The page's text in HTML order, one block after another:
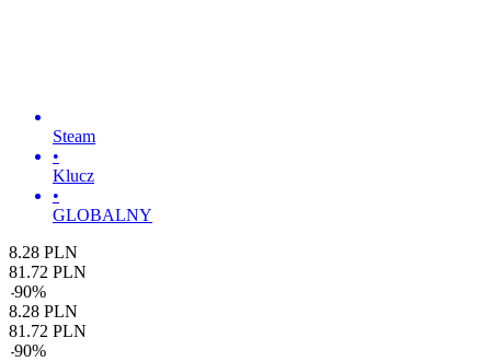
Steam
•
Klucz
•
GLOBALNY
8.28 PLN
81.72 PLN
-90%
8.28 PLN
81.72 PLN
-90%